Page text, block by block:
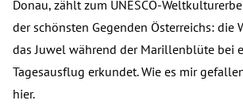
Donau, zählt zum UNESCO-
der schönsten Gegenden Österreichs: die
das Juwel während der Marillenblüte bei
Tagesausflug erkundet. Wie es mir
hier.